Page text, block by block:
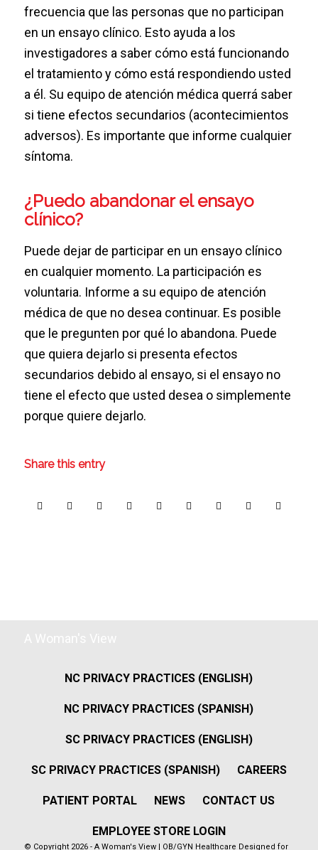
frecuencia que las personas que no participan
en un ensayo clínico. Esto ayuda a los
investigadores a saber cómo está funcionando
el tratamiento y cómo está respondiendo usted
a él. Su equipo de atención médica querrá saber
si tiene efectos secundarios (acontecimientos
adversos). Es importante que informe cualquier
síntoma.
¿Puedo abandonar el ensayo
clínico?
Puede dejar de participar en un ensayo clínico
en cualquier momento. La participación es
voluntaria. Informe a su equipo de atención
médica de que no desea continuar. Es posible
que le pregunten por qué lo abandona. Puede
que quiera dejarlo si presenta efectos
secundarios debido al ensayo, si el ensayo no
tiene el efecto que usted desea o simplemente
porque quiere dejarlo.
Share this entry
NC PRIVACY PRACTICES (ENGLISH)
NC PRIVACY PRACTICES (SPANISH)
SC PRIVACY PRACTICES (ENGLISH)
SC PRIVACY PRACTICES (SPANISH) CAREERS
PATIENT PORTAL NEWS CONTACT US
EMPLOYEE STORE LOGIN
© Copyright 2026 - A Woman's View | OB/GYN Healthcare Designed for